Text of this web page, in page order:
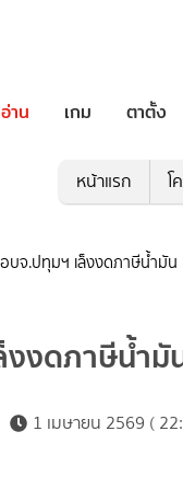
อ่าน เกม ตาตั้ง
หน้าแรก โ
อบจ.ปทุมฯ เล็งงดภาษีน้ำมั
งดภาษีน้ำ
1 เมษายน 2569 (